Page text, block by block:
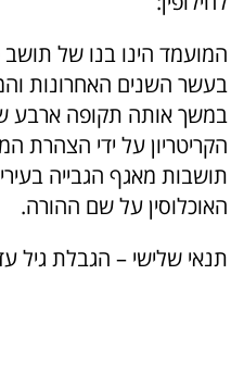
המועמד הינו בנו של
בעשר השנים האחרונות
במשך אותה תקופה ארבע
הקריטריון על ידי הצהרת
תושבות מאגף הגבייה
האוכלוסין על שם ההורה.
תנאי שלישי – הגבלת גיל עד